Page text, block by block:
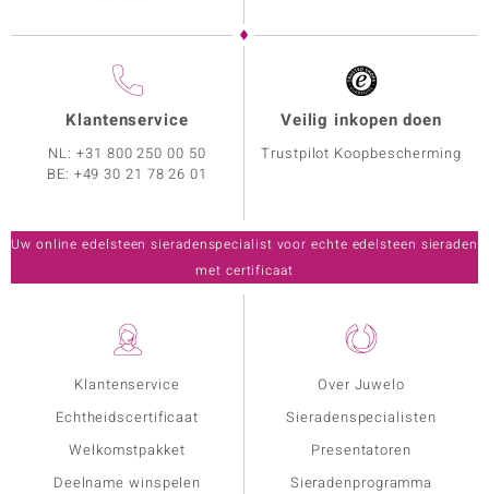
Klantenservice
Echtheidscertificaat
Welkomstpakket
Deelname winspelen
Over Juwelo
Sieradenspecialisten
Presentatoren
Sieradenprogramma
Klantenservice
NL:+31 800 250 00 50
BE: +49 30 21 78 26 01
Veilig inkopen doen
Trustpilot Koopbescherming
Uw online edelsteen sieradenspecialist voor echte edelsteen sieraden
met certificaat